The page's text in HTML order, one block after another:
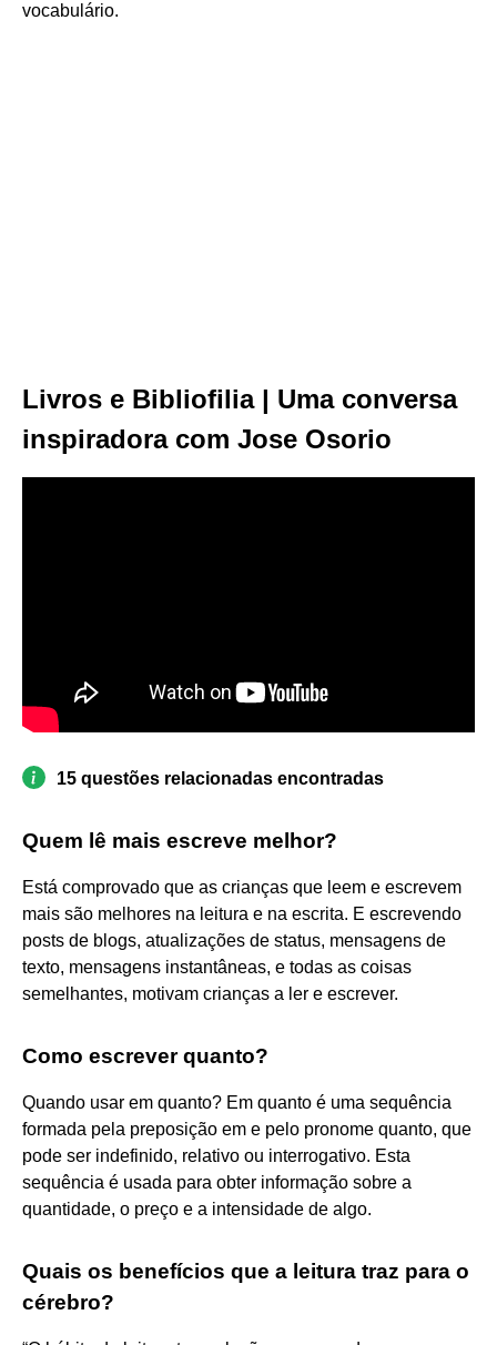
vocabulário.
Livros e Bibliofilia | Uma conversa
inspiradora com Jose Osorio
15 questões relacionadas encontradas
Quem lê mais escreve melhor?
Está comprovado que as crianças que leem e escrevem
mais são melhores na leitura e na escrita. E escrevendo
posts de blogs, atualizações de status, mensagens de
texto, mensagens instantâneas, e todas as coisas
semelhantes, motivam crianças a ler e escrever.
Como escrever quanto?
Quando usar em quanto? Em quanto é uma sequência
formada pela preposição em e pelo pronome quanto, que
pode ser indefinido, relativo ou interrogativo. Esta
sequência é usada para obter informação sobre a
quantidade, o preço e a intensidade de algo.
Quais os benefícios que a leitura traz para o
cérebro?